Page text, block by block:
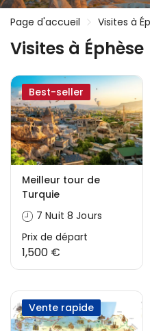
Page d'accueil Visites à
Visites à Éphèse
Best-seller
Meilleur tour de
Turquie
7 Nuit 8 Jours
Prix ​​de départ
1,500 €
Vente rapide